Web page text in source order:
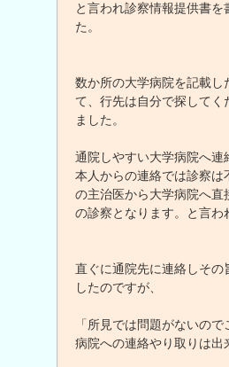
と言われ診察情報提供書を
た。
数か所の大学病院を記載し
て、行先は自分で探してく
ました。
通院しやすい大学病院へ連
本人からの連絡では診察は
の主治医から大学病院へ直
の診察となります。と言わ
直ぐに通院先に連絡しその
したのですが、
「所見では問題がないの
病院への連絡やり取りは出